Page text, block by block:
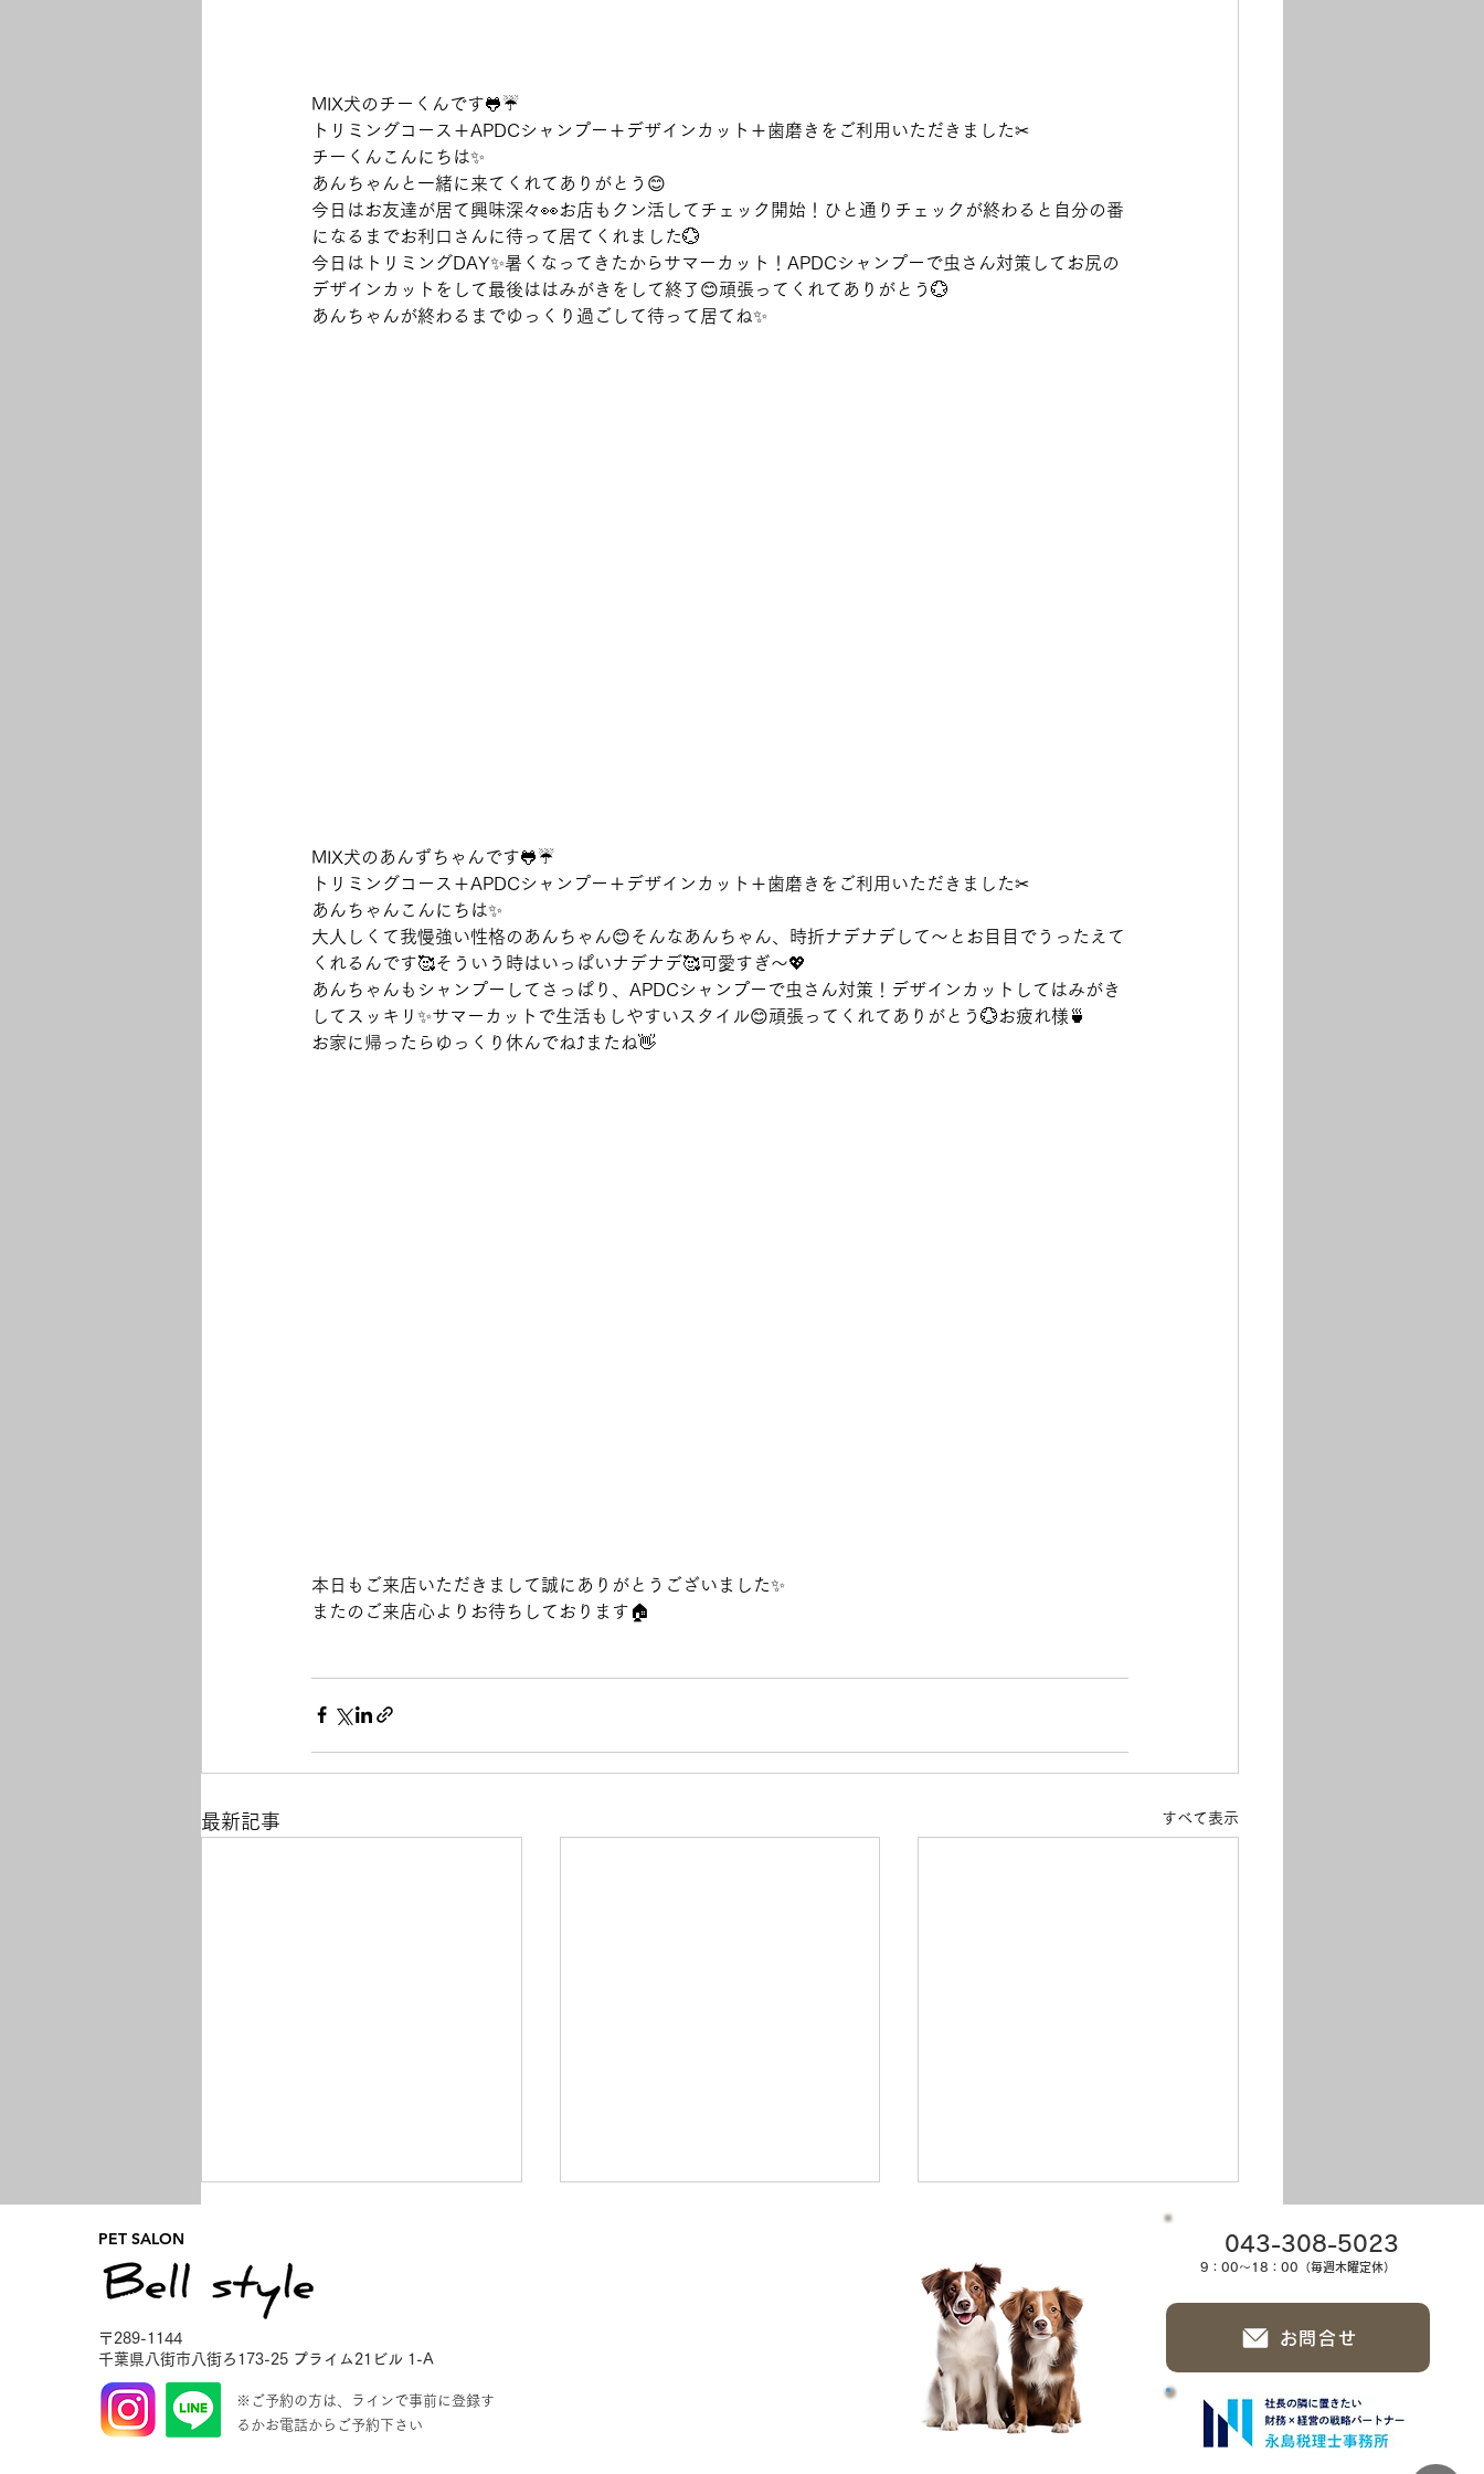
MIX犬のチーくんです🐸☔
トリミングコース＋APDCシャンプー＋デザインカット＋歯磨きをご利用いただきました✂
チーくんこんにちは✨
あんちゃんと一緒に来てくれてありがとう😊
今日はお友達が居て興味深々👀お店もクン活してチェック開始！ひと通りチェックが終わると自分の番
になるまでお利口さんに待って居てくれました💮
今日はトリミングDAY✨暑くなってきたからサマーカット！APDCシャンプーで虫さん対策してお尻の
デザインカットをして最後ははみがきをして終了😊頑張ってくれてありがとう💮
あんちゃんが終わるまでゆっくり過ごして待って居てね✨
MIX犬のあんずちゃんです🐸☔
トリミングコース＋APDCシャンプー＋デザインカット＋歯磨きをご利用いただきました✂
あんちゃんこんにちは✨
大人しくて我慢強い性格のあんちゃん😊そんなあんちゃん、時折ナデナデして～とお目目でうったえて
くれるんです🥰そういう時はいっぱいナデナデ🥰可愛すぎ～💖
あんちゃんもシャンプーしてさっぱり、APDCシャンプーで虫さん対策！デザインカットしてはみがき
してスッキリ✨サマーカットで生活もしやすいスタイル😊頑張ってくれてありがとう💮お疲れ様🍵
お家に帰ったらゆっくり休んでね⤴またね👋
本日もご来店いただきまして誠にありがとうございました✨
またのご来店心よりお待ちしております🏠
最新記事 すべて表示
夜の様子🌙🌟
みんなおはよう🌞
PET SALON
〒289-1144
千葉県八街市八街ろ173-25 プライム21ビル 1-A
※ご予約の方は、ラインで事前に登録す
るかお電話からご予約下さい
043-308-5023
9：00～18：00（毎週木曜定休）
お問合せ